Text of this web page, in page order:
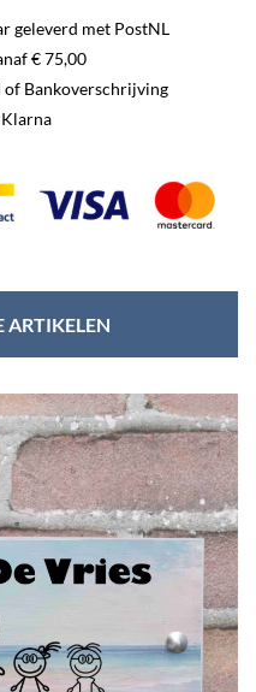
geleverd met PostNL
€ 75,00
Bankoverschrijving
ARTIKELEN